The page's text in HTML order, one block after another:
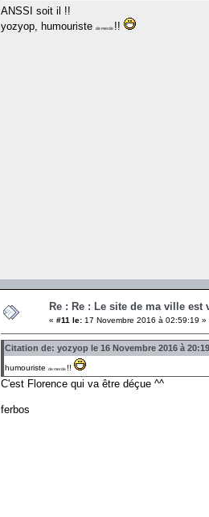
ANSSI soit il !!
yozyop, humouriste
de merde !!
Re : Re : Le site de ma ville est
« #11 le: 17 Novembre 2016 à 02:59:19 »
Citation de: yozyop le 16 Novembre 2016 à
humouriste de merde !!
C'est Florence qui va être déçue ^^
ferbos